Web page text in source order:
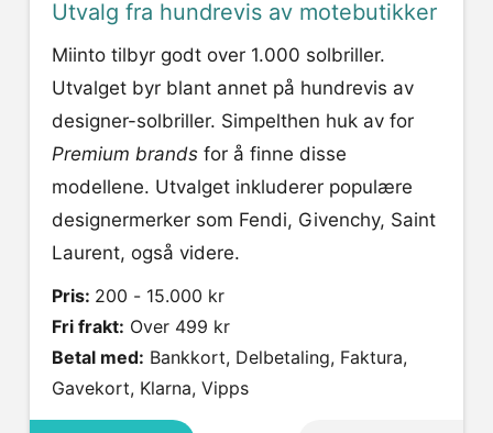
Utvalg fra hundrevis av motebutikker
Miinto tilbyr godt over 1.000 solbriller.
Utvalget byr blant annet på hundrevis av
designer-solbriller. Simpelthen huk av for
Premium brands for å finne disse
modellene. Utvalget inkluderer populære
designermerker som Fendi, Givenchy, Saint
Laurent, også videre.
Pris: 200 - 15.000 kr
Fri frakt: Over 499 kr
Betal med:
Gavekort, Klarna, Vipps